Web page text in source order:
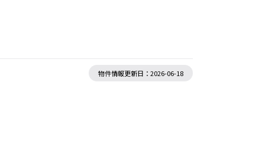
物件情報更新日：2026-06-18